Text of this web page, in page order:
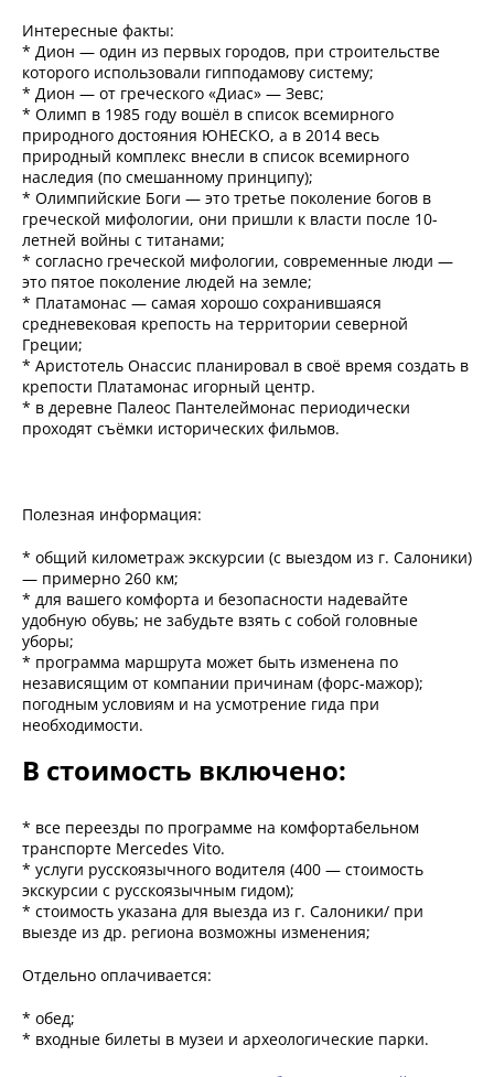
Интересные факты:
* Дион — один из первых городов, при строительстве
которого использовали гипподамову систему;
* Дион — от греческого «Диас» — Зевс;
* Олимп в 1985 году вошёл в список всемирного
природного достояния ЮНЕСКО, а в 2014 весь
природный комплекс внесли в список всемирного
наследия (по смешанному принципу);
* Олимпийские Боги — это третье поколение богов в
греческой мифологии, они пришли к власти после 10-
летней войны с титанами;
* согласно греческой мифологии, современные люди —
это пятое поколение людей на земле;
* Платамонас — самая хорошо сохранившаяся
средневековая крепость на территории северной
Греции;
* Аристотель Онассис планировал в своё время создать в
крепости Платамонас игорный центр.
* в деревне Палеос Пантелеймонас периодически
проходят съёмки исторических фильмов.
Полезная информация:
* общий километраж экскурсии (с выездом из г. Салоники)
— примерно 260 км;
* для вашего комфорта и безопасности надевайте
удобную обувь; не забудьте взять с собой головные
уборы;
* программа маршрута может быть изменена по
независящим от компании причинам (форс-мажор);
погодным условиям и на усмотрение гида при
необходимости.
В стоимость включено:
* все переезды по программе на комфортабельном
транспорте Mercedes Vito.
* услуги русскоязычного водителя (400 — стоимость
экскурсии с русскоязычным гидом);
* стоимость указана для выезда из г. Салоники/ при
выезде из др. региона возможны изменения;
Отдельно оплачивается:
* обед;
* входные билеты в музеи и археологические парки.